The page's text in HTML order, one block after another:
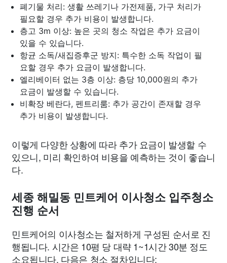
폐기물 처리: 생활 쓰레기나 가전제품, 가구 처리가
필요할 경우 추가 비용이 발생합니다.
층고 3m 이상: 높은 곳의 청소 작업은 추가 요금이
있을 수 있습니다.
항균 소독/새집증후군 방지: 특수한 소독 작업이 필
요할 경우 추가 요금이 발생합니다.
엘리베이터 없는 3층 이상: 층당 10,000원의 추가
요금이 발생할 수 있습니다.
비확장 베란다, 펜트리룸: 추가 공간이 존재할 경우
추가 비용이 발생합니다.
이렇게 다양한 상황에 따라 추가 요금이 발생할 수
있으니, 미리 확인하여 비용을 예측하는 것이 좋습니
다.
세종 해밀동 민트케어 이사청소 입주청소
진행 순서
민트케어의 이사청소는 철저하게 구성된 순서로 진
행됩니다. 시간은 10평 당 대략 1~1시간 30분 정도
소요됩니다. 다음은 청소 절차입니다: